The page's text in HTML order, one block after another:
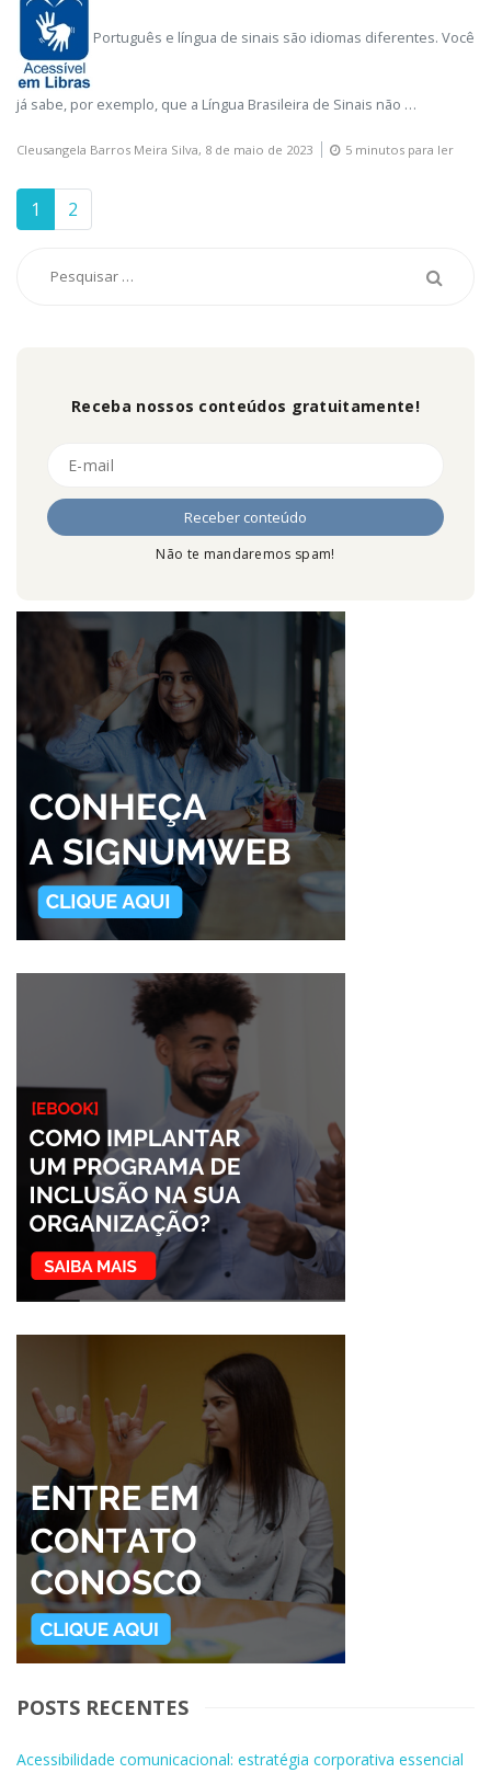
Português e língua de sinais são idiomas diferentes. Você
já sabe, por exemplo, que a Língua Brasileira de Sinais não …
Cleusangela Barros Meira Silva, 8 de maio de 2023 5 minutos para ler
1 2
Receba nossos conteúdos gratuitamente!
Não te mandaremos spam!
POSTS RECENTES
Acessibilidade comunicacional: estratégia corporativa essencial